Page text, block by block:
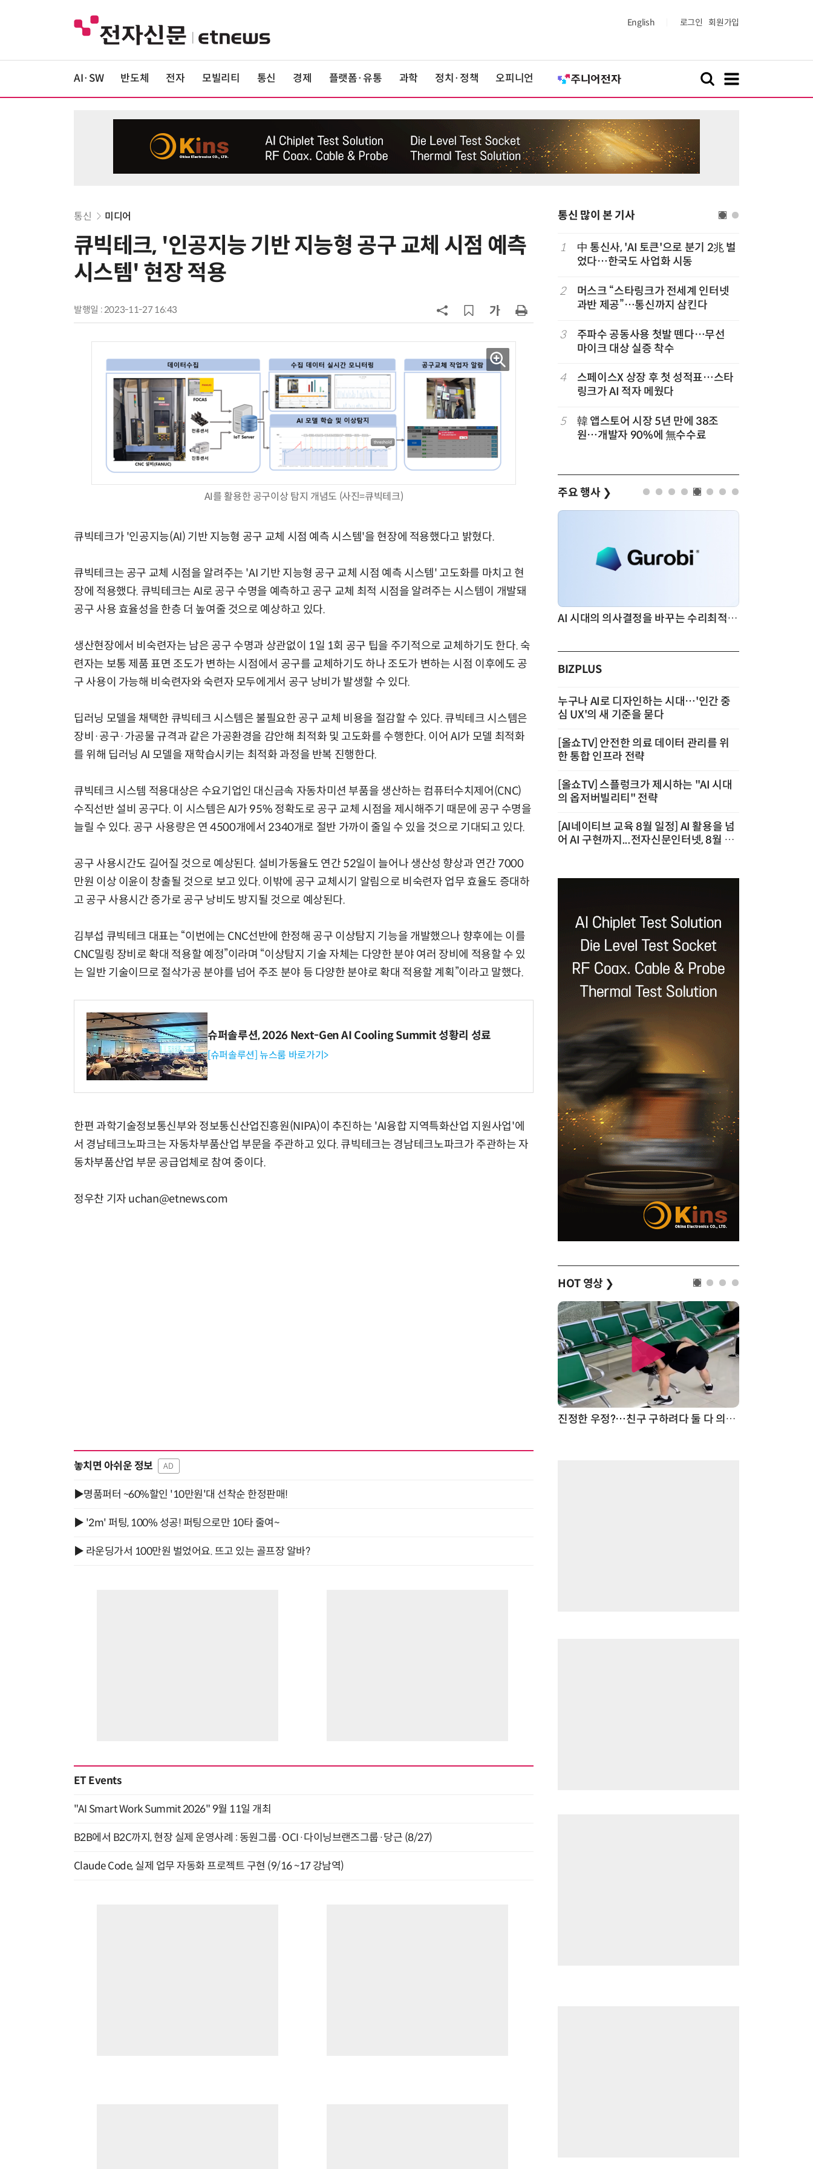
English 로그인 회원가입
AI·SW 반도체 전자 모빌리티 통신 경제 플랫폼·유통 과학 정치·정책 오피니언
통신 미디어
큐빅테크, '인공지능 기반 지능형 공구 교체 시점 예측
시스템' 현장 적용
발행일 : 2023-11-27 16:43
AI를 활용한 공구이상 탐지 개념도 (사진=큐빅테크)
큐빅테크가 '인공지능(AI) 기반 지능형 공구 교체 시점 예측 시스템'을 현장에 적용했다고 밝혔다.
큐빅테크는 공구 교체 시점을 알려주는 'AI 기반 지능형 공구 교체 시점 예측 시스템' 고도화를 마치고 현
장에 적용했다. 큐빅테크는 AI로 공구 수명을 예측하고 공구 교체 최적 시점을 알려주는 시스템이 개발돼
공구 사용 효율성을 한층 더 높여줄 것으로 예상하고 있다.
생산현장에서 비숙련자는 남은 공구 수명과 상관없이 1일 1회 공구 팁을 주기적으로 교체하기도 한다. 숙
련자는 보통 제품 표면 조도가 변하는 시점에서 공구를 교체하기도 하나 조도가 변하는 시점 이후에도 공
구 사용이 가능해 비숙련자와 숙련자 모두에게서 공구 낭비가 발생할 수 있다.
딥러닝 모델을 채택한 큐빅테크 시스템은 불필요한 공구 교체 비용을 절감할 수 있다. 큐빅테크 시스템은
장비·공구·가공물 규격과 같은 가공환경을 감안해 최적화 및 고도화를 수행한다. 이어 AI가 모델 최적화
를 위해 딥러닝 AI 모델을 재학습시키는 최적화 과정을 반복 진행한다.
큐빅테크 시스템 적용대상은 수요기업인 대신금속 자동차미션 부품을 생산하는 컴퓨터수치제어(CNC)
수직선반 설비 공구다. 이 시스템은 AI가 95% 정확도로 공구 교체 시점을 제시해주기 때문에 공구 수명을
늘릴 수 있다. 공구 사용량은 연 4500개에서 2340개로 절반 가까이 줄일 수 있을 것으로 기대되고 있다.
공구 사용시간도 길어질 것으로 예상된다. 설비가동율도 연간 52일이 늘어나 생산성 향상과 연간 7000
만원 이상 이윤이 창출될 것으로 보고 있다. 이밖에 공구 교체시기 알림으로 비숙련자 업무 효율도 증대하
고 공구 사용시간 증가로 공구 낭비도 방지될 것으로 예상된다.
김부섭 큐빅테크 대표는 “이번에는 CNC선반에 한정해 공구 이상탐지 기능을 개발했으나 향후에는 이를
CNC밀링 장비로 확대 적용할 예정”이라며 “이상탐지 기술 자체는 다양한 분야 여러 장비에 적용할 수 있
는 일반 기술이므로 절삭가공 분야를 넘어 주조 분야 등 다양한 분야로 확대 적용할 계획”이라고 말했다.
슈퍼솔루션, 2026 Next-Gen AI Cooling Summit 성황리 성료
[슈퍼솔루션] 뉴스룸 바로가기>
한편 과학기술정보통신부와 정보통신산업진흥원(NIPA)이 추진하는 'AI융합 지역특화산업 지원사업'에
서 경남테크노파크는 자동차부품산업 부문을 주관하고 있다. 큐빅테크는 경남테크노파크가 주관하는 자
동차부품산업 부문 공급업체로 참여 중이다.
정우찬 기자 uchan@etnews.com
놓치면 아쉬운 정보 AD
▶명품퍼터 ~60%할인 '10만원'대 선착순 한정판매!
▶ '2m' 퍼팅, 100% 성공! 퍼팅으로만 10타 줄여~
▶ 라운딩가서 100만원 벌었어요. 뜨고 있는 골프장 알바?
ET Events
"AI Smart Work Summit 2026" 9월 11일 개최
B2B에서 B2C까지, 현장 실제 운영사례 : 동원그룹·OCI·다이닝브랜즈그룹·당근 (8/27)
Claude Code, 실제 업무 자동화 프로젝트 구현 (9/16 ~17 강남역)
통신 많이 본 기사
6
LGU+, AIDC에 2조 투자…“외부 조
올해 600억 투입
9
삼성 갤럭시 Z8·워치9 국내 출시…
100여개국 순차 판매
10
쿠팡플레이, 이강인 데뷔전 직관 팬
에 '역조공' 선물 쏜다
1
中 통신사, 'AI 토큰'으로 분기 2兆 벌
었다…한국도 사업화 시동
2
머스크 “스타링크가 전세계 인터넷
과반 제공”…통신까지 삼킨다
3
주파수 공동사용 첫발 뗀다…무선
마이크 대상 실증 착수
4
스페이스X 상장 후 첫 성적표…스타
링크가 AI 적자 메웠다
5
韓 앱스토어 시장 5년 만에 38조
원…개발자 90%에 無수수료
주요 행사 ❯
체계화 된 데이터가 곧 AI 시대의 경쟁력이다 AI 시대의 의사결정을 바꾸는 수리최적화(Optimization): 실제 산업 적용 사례와 활용 전략
BIZPLUS
누구나 AI로 디자인하는 시대…'인간 중
심 UX'의 새 기준을 묻다
[올쇼TV] 안전한 의료 데이터 관리를 위
한 통합 인프라 전략
[올쇼TV] 스플렁크가 제시하는 "AI 시대
의 옵저버빌리티" 전략
[AI네이티브 교육 8월 일정] AI 활용을 넘
어 AI 구현까지...전자신문인터넷, 8월 실
HOT 영상 ❯
진정한 우정?…친구 구하려다 둘 다 의자 틈에 목이 낀 순간